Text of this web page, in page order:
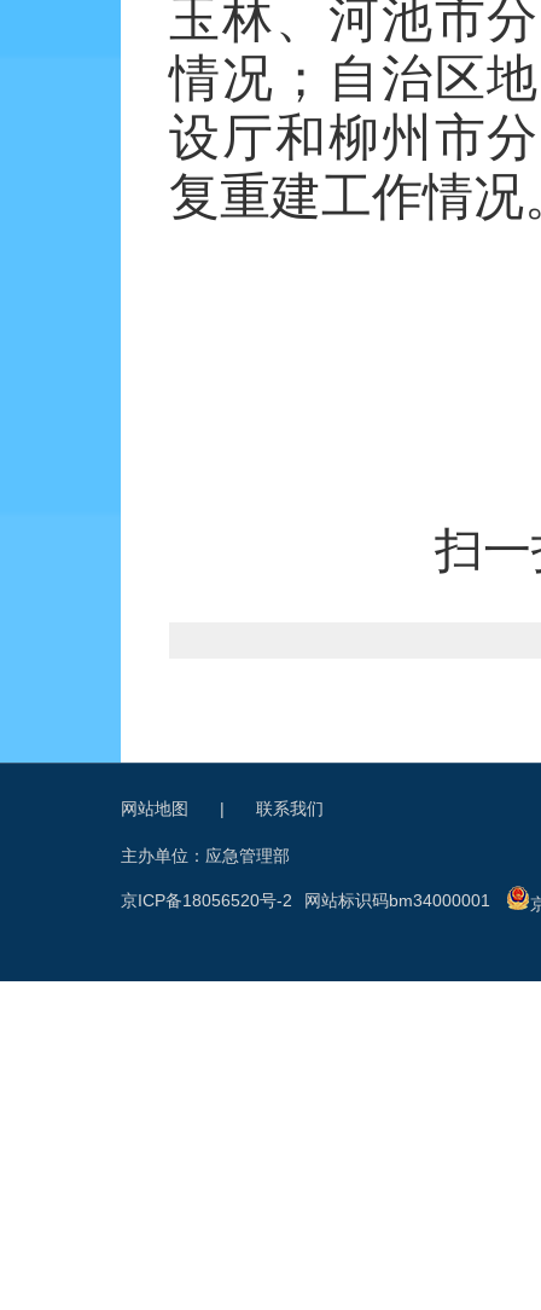
玉林、河池市
情况；自治区
设厅和柳州市
复重建工作情况
扫
网站地图 | 联系我们
主办单位：应急管理部
网站标识码bm34000001
京ICP备18056520号-2